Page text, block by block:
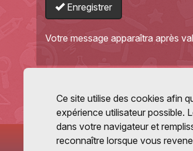
Enregistrer
Votre message apparaîtra après
Ce site utilise des cookies afin
expérience utilisateur possible.
dans votre navigateur et
reconnaître lorsque vous